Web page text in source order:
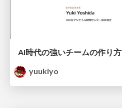
AI時代の強いチームの作り方
yuukiyo